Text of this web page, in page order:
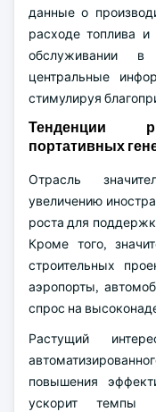
данные о
расходе топлива
обслуживании
центральные
стимулируя
Тенденции
портативных
Отрасль
увеличению
роста для
Кроме того,
строительных
аэропорты,
спрос на
Растущий
повышения
ускорит темпы